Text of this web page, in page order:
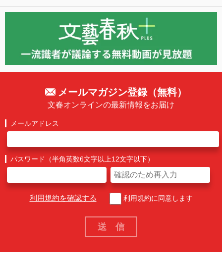
メールマガジン登録（無料）
文春オンラインの最新情報をお届け
メールアドレス
パスワード（半角英数6文字以上12文字以下）
利用規約を確認する 利用規約に同意します